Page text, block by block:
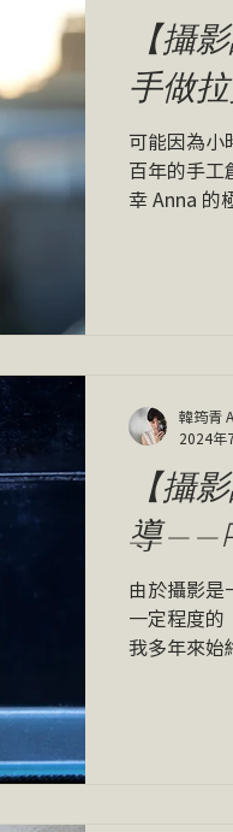
【攝
手做
可能因為小
百年的手工
幸 Anna 的
【攝
導
由於攝影是
一定程度的
我多年來始
韓筠青
2024年